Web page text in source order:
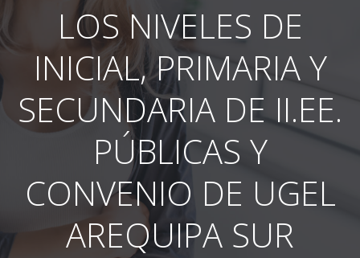
LOS NIVELES DE
INICIAL, PRIMARIA Y
SECUNDARIA DE II.EE.
PÚBLICAS Y
CONVENIO DE UGEL
AREQUIPA SUR